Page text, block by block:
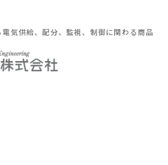
気供給、配分、監視、制御に関わる商品